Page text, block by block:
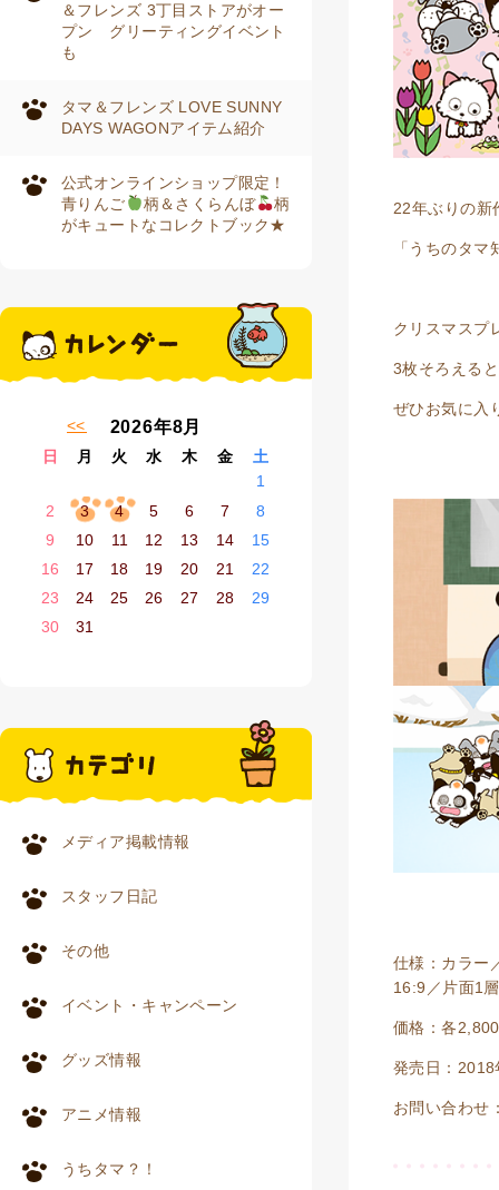
＆フレンズ 3丁目ストアがオー
プン グリーティングイベント
も
タマ＆フレンズ LOVE SUNNY
DAYS WAGONアイテム紹介
公式オンラインショップ限定！
青りんご
柄＆さくらんぼ
柄
がキュートなコレクトブック★
2026年8月
日 月 火 水 木 金 土
« 7月
1
2
3 4 5 6 7
8
9
10 11 12 13 14
15
16
17 18 19 20 21
22
23
24 25 26 27 28
29
30
31
メディア掲載情報
スタッフ日記
その他
イベント・キャンペーン
グッズ情報
アニメ情報
うちタマ？！
22年ぶりの新
「うちのタ
クリスマスプ
3枚そろえる
ぜひお気に入
仕様：カラー
16:9／片面1層
価格：各
発売日：
お問い合わせ